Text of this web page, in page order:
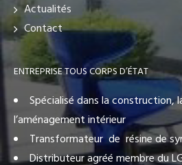
Actualités
Contact
ENTREPRISE TOUS CORPS D’ÉTAT
Spécialisé dans la construction,
l’aménagement intérieur
Transformateur de résine de
Distributeur agréé membre du